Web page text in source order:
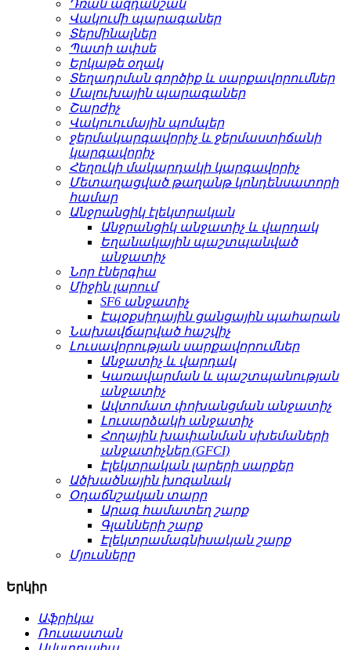
Դռան ազդանշան
Վակումի պարագաներ
Տերմինալներ
Պատի ափսե
Երկաթե օղակ
Տեղադրման գործիք և սարքավորումներ
Մալուխային պարագաներ
Շարժիչ
Վակուումային պոմպեր
ջերմակարգավորիչ և ջերմաստիճանի
կարգավորիչ
Հեղուկի մակարդակի կարգավորիչ
Մետաղացված թաղանթ կոնդենսատորի
համար
Անջրանցիկ էլեկտրական
Անջրանցիկ անջատիչ և վարդակ
Եղանակային պաշտպանված
անջատիչ
Նոր էներգիա
Միջին լարում
SF6 անջատիչ
Էպօքսիդային ցանցային պահարան
Նախավճարված հաշվիչ
Լուսավորության սարքավորումներ
Անջատիչ և վարդակ
Կառավարման և պաշտպանության
անջատիչ
Ավտոմատ փոխանցման անջատիչ
Լուսարձակի անջատիչ
Հողային խափանման սխեմաների
անջատիչներ (GFCI)
Էլեկտրական լարերի սարքեր
Ածխածնային խոզանակ
Օդաճնշական տարր
Արագ համատեղ շարք
Գլանների շարք
Էլեկտրամագնիսական շարք
Մյուսները
Երկիր
Աֆրիկա
Ռուսաստան